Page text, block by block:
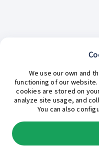
We use our own and
functioning of our website.
cookies are stored on
analyze site usage, and
You can also